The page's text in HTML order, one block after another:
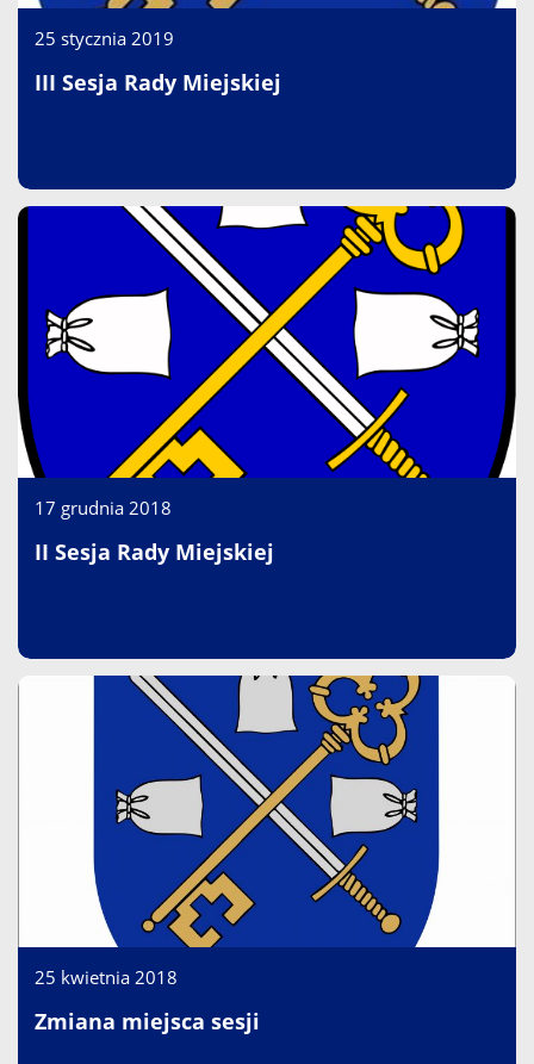
25 stycznia 2019
III Sesja Rady Miejskiej
17 grudnia 2018
II Sesja Rady Miejskiej
25 kwietnia 2018
Zmiana miejsca sesji